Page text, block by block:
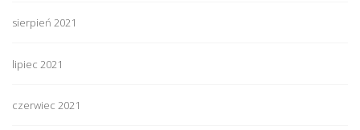
sierpień 2021
lipiec 2021
czerwiec 2021